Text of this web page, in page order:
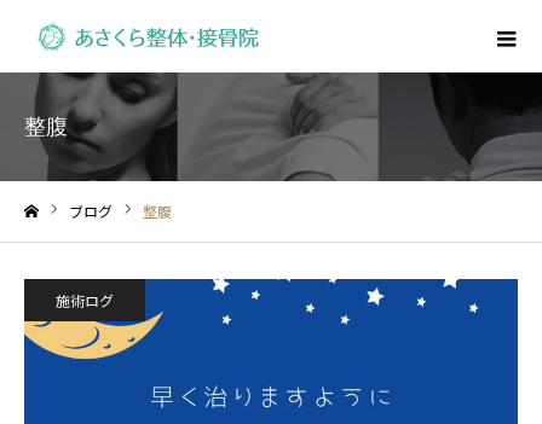
整腹
ブログ 整腹
施術ログ